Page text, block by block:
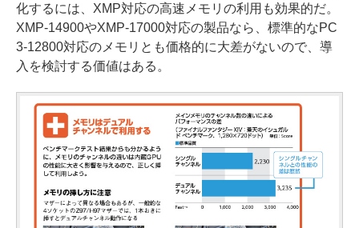
化するには、XMP対応の高速メモリの利用も効果的だ。
XMP-14900やXMP-17000対応の製品なら、標準的なPC
3-12800対応のメモリとも価格的に大差がないので、導
入を検討する価値はある。